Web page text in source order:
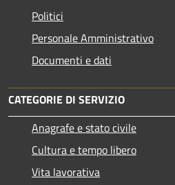
Politici
Personale Amministrativo
Documenti e dati
CATEGORIE DI SERVIZIO
Anagrafe e stato civile
Cultura e tempo libero
Vita lavorativa